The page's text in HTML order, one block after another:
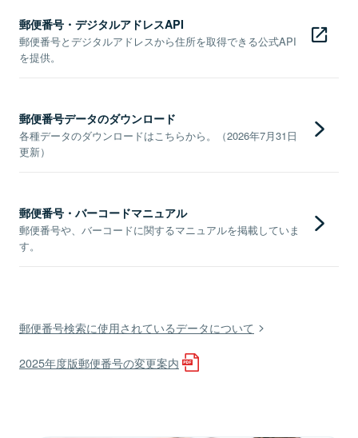
郵便番号・デジタルアドレスAPI
郵便番号とデジタルアドレスから住所を取得できる公式API
を提供。
郵便番号データのダウンロード
各種データのダウンロードはこちらから。（2026年7月31日
更新）
郵便番号・バーコードマニュアル
郵便番号や、バーコードに関するマニュアルを掲載していま
す。
郵便番号検索に使用されているデータについて
2025年度版郵便番号の変更案内